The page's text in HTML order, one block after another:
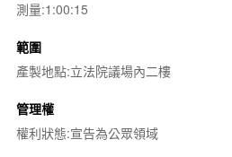
測量:1:00:15
範圍
產製地點:立法院議場內二樓
管理權
權利狀態:宣告為公眾領域